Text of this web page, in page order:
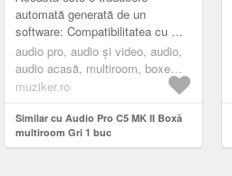
automată generată de un
software: Compatibilitatea cu mai
multe camere în trei căi asigură
că C5 MKII funcționează acum
cu...
audio pro, audio și video, audio,
audio acasă, multiroom, boxe
multiroom, grey
muziker.ro
Similar cu Audio Pro C5 MK II Boxă
multiroom Gri 1 buc